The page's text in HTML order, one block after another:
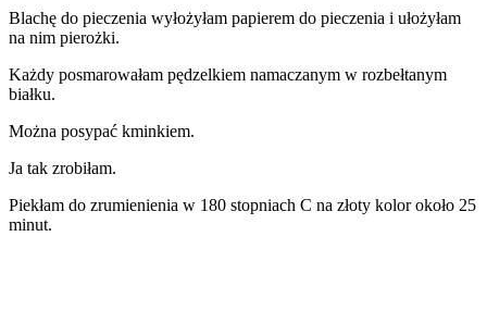
Blachę do pieczenia wyłożyłam papierem do pieczenia i ułożyłam
na nim pierożki.
Każdy posmarowałam pędzelkiem namaczanym w rozbełtanym
białku.
Można posypać kminkiem.
Ja tak zrobiłam.
Piekłam do zrumienienia w 180 stopniach C na złoty kolor około 25
minut.